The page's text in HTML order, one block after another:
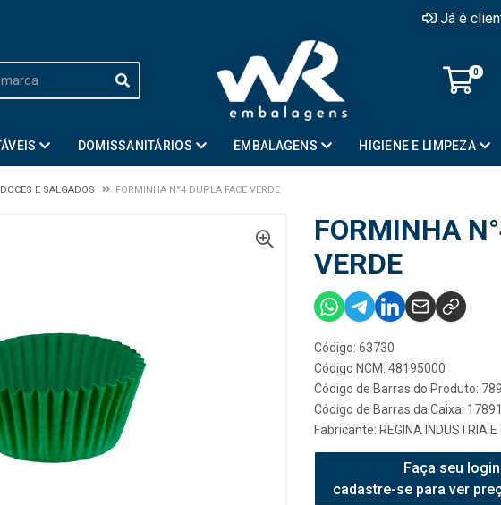
Já é
0
DOMISSANITÁRIOS EMBALAGENS HIGIENE E LIMPEZA
DOCES E SALGADOS FORMINHA N°4 DUPLA FACE VERDE
FORMINHA
VERDE
Código: 63730
Código NCM: 48195000
Código de Barras do Produto:
Código de Barras da Caixa:
Fabricante: REGINA INDUSTRIA
Faça seu
cadastre-se para ver